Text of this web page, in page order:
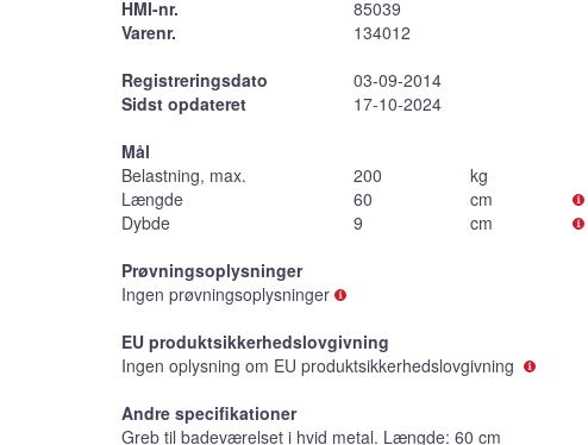
HMI-nr.
85039
Varenr.
134012
Registreringsdato
03-09-2014
Sidst opdateret
17-10-2024
Mål
Belastning, max.
200
kg
Længde
60
cm
Dybde
9
cm
Prøvningsoplysninger
Ingen prøvningsoplysninger
EU produktsikkerhedslovgivning
Ingen oplysning om EU produktsikkerhedslovgivning
Andre specifikationer
Greb til badeværelset i hvid metal. Længde: 60 cm